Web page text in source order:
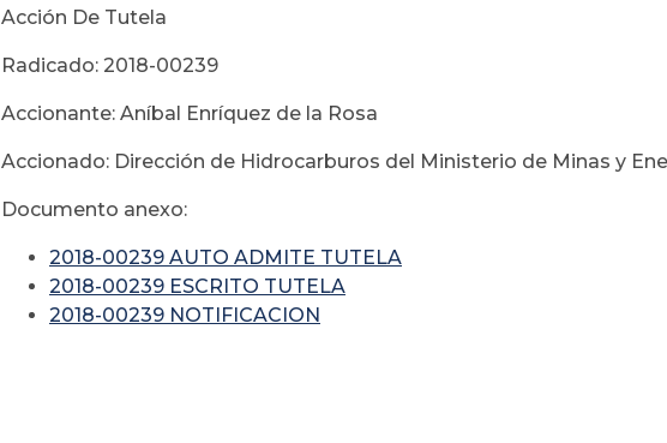
Acción De Tutela
Radicado: 2018-00239
Accionante: Aníbal Enríquez de la Rosa
Accionado: Dirección de Hidrocarburos del Ministerio de Minas y
Documento anexo:
2018-00239 AUTO ADMITE TUTELA
2018-00239 ESCRITO TUTELA
2018-00239 NOTIFICACION